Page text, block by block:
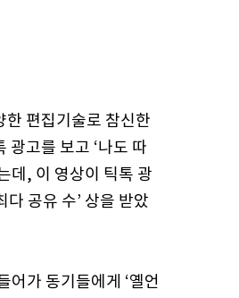
한 편집기술로 참신한
고를 보고 ‘나도 따
데, 이 영상이 틱톡 광
공유 수’ 상을 받았
어가 동기들에게 ‘옐언